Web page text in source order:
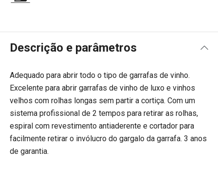
Descrição e parâmetros
Adequado para abrir todo o tipo de garrafas de vinho.
Excelente para abrir garrafas de vinho de luxo e vinhos
velhos com rolhas longas sem partir a cortiça. Com um
sistema profissional de 2 tempos para retirar as rolhas,
espiral com revestimento antiaderente e cortador para
facilmente retirar o invólucro do gargalo da garrafa. 3 anos
de garantia.